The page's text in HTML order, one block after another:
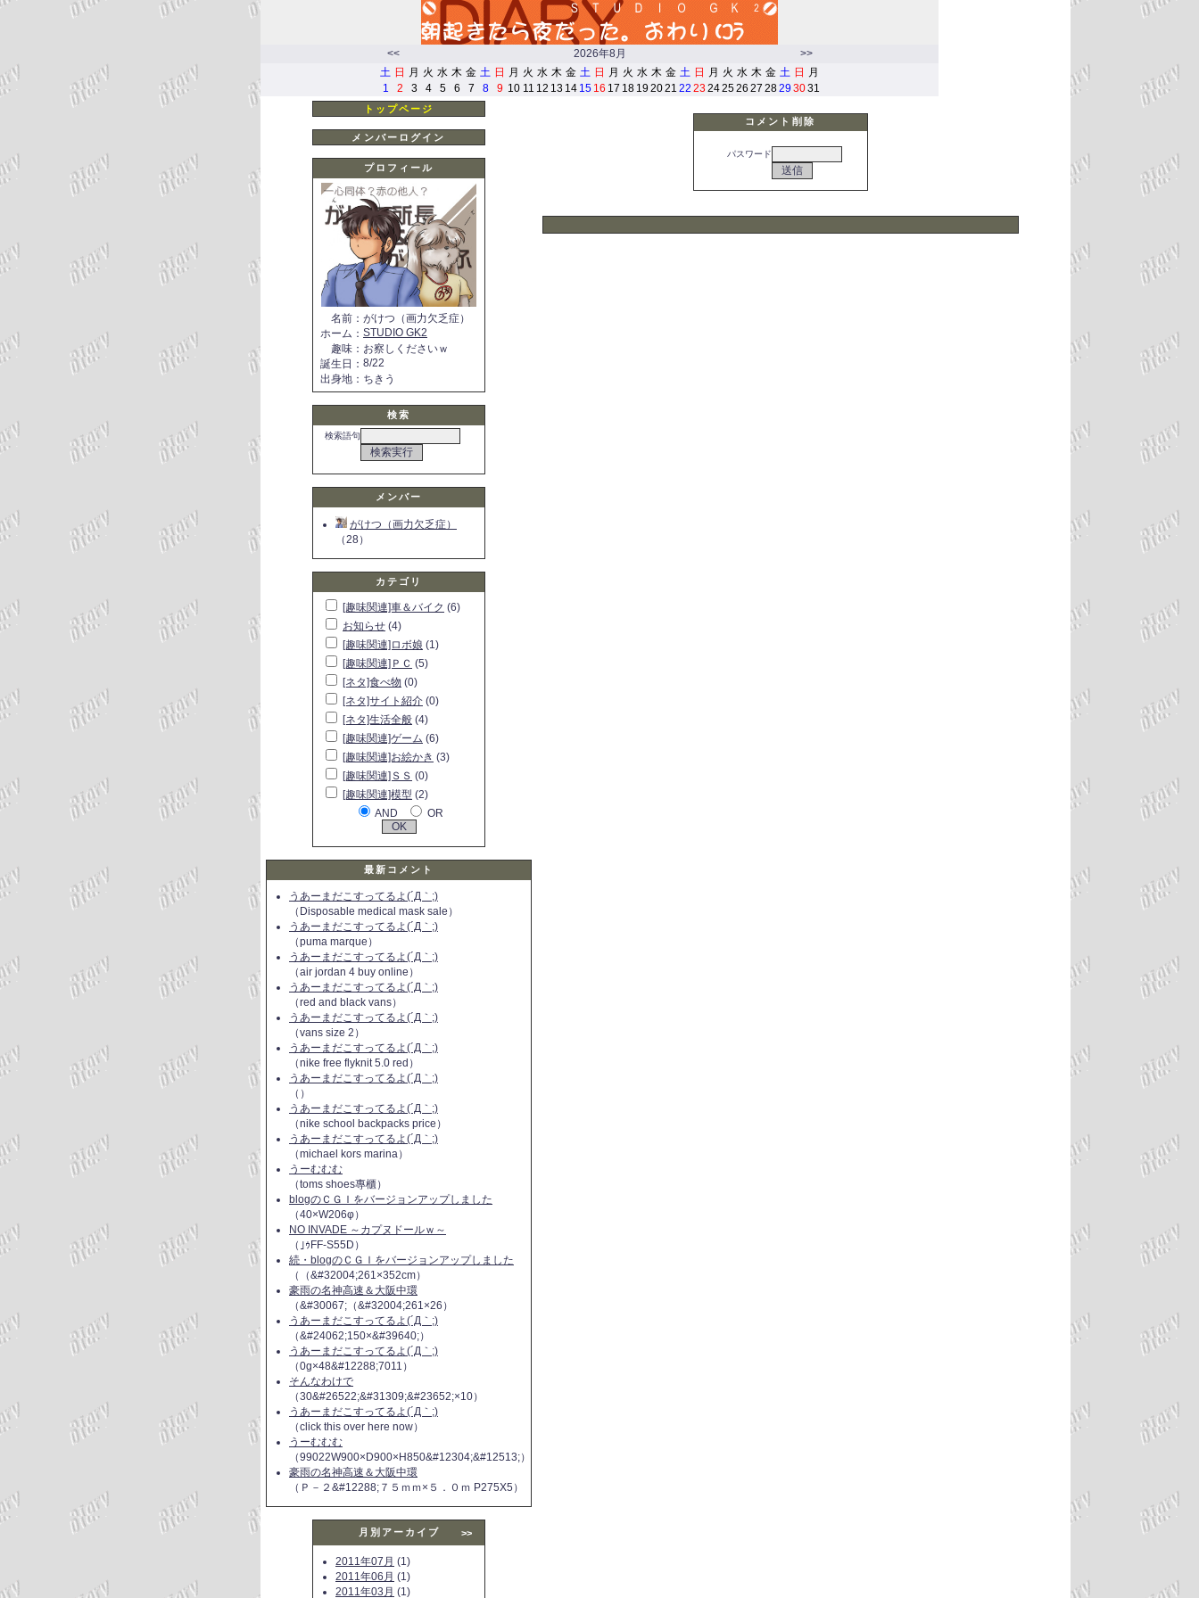
<< 2026年8月
>>
土 日 月 火 水 木 金 土 日 月 火 水 木 金 土 日 月 火 水 木 金 土 日 月 火 水 木 金 土 日
月
1
2 3 4 5 6 7 8 9 10 11 12 13 14 15 16 17 18 19 2021 22 23 242526 27 2829 3031
トップページ
メンバーログイン
プロフィール
名前 ： がけつ（画力欠乏症）
ホーム ： STUDIO GK2
趣味 ： お察しくださいｗ
誕生日 ： 8/22
出身地 ： ちきう
検索
検索語句
メンバー
がけつ（画力欠乏症）
（28）
カテゴリ
[趣味関連]車＆バイク (6)
お知らせ (4)
[趣味関連]ロボ娘 (1)
[趣味関連]ＰＣ (5)
[ネタ]食べ物 (0)
[ネタ]サイト紹介 (0)
[ネタ]生活全般 (4)
[趣味関連]ゲーム (6)
[趣味関連]お絵かき (3)
[趣味関連]ＳＳ (0)
[趣味関連]模型 (2)
AND
OR
最新コメント
うあーまだこすってるよ(´Д｀;)
（Disposable medical mask sale）
うあーまだこすってるよ(´Д｀;)
（puma marque）
うあーまだこすってるよ(´Д｀;)
（air jordan 4 buy online）
うあーまだこすってるよ(´Д｀;)
（red and black vans）
うあーまだこすってるよ(´Д｀;)
（vans size 2）
うあーまだこすってるよ(´Д｀;)
（nike free flyknit 5.0 red）
うあーまだこすってるよ(´Д｀;)
（）
うあーまだこすってるよ(´Д｀;)
（nike school backpacks price）
うあーまだこすってるよ(´Д｀;)
（michael kors marina）
うーむむむ
（toms shoes專櫃）
blogのＣＧＩをバージョンアップしました
（40×W206φ）
NO INVADE ～カプヌドールｗ～
（｣ｩFF-S55D）
続・blogのＣＧＩをバージョンアップしました
（（&#32004;261×352cm）
豪雨の名神高速＆大阪中環
（&#30067;（&#32004;261×26）
うあーまだこすってるよ(´Д｀;)
（&#24062;150×&#39640;）
うあーまだこすってるよ(´Д｀;)
（0g×48&#12288;7011）
そんなわけで
（30&#26522;&#31309;&#23652;×10）
うあーまだこすってるよ(´Д｀;)
（click this over here now）
うーむむむ
（99022W900×D900×H850&#12304;&#12513;）
豪雨の名神高速＆大阪中環
（Ｐ－２&#12288;７５ｍｍ×５．０ｍ P275X5）
月別アーカイブ >>
2011年07月 (1)
2011年06月 (1)
2011年03月 (1)
コメント削除
パスワード